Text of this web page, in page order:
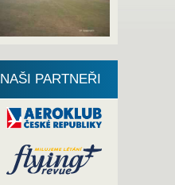
NAŠI PARTNEŘI